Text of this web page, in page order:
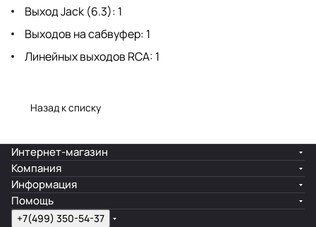
Выход Jack (6.3): 1
Выходов на сабвуфер: 1
Линейных выходов RCA: 1
Назад к списку
Интернет-магазин
Компания
Информация
Помощь
+7(499) 350-54-37